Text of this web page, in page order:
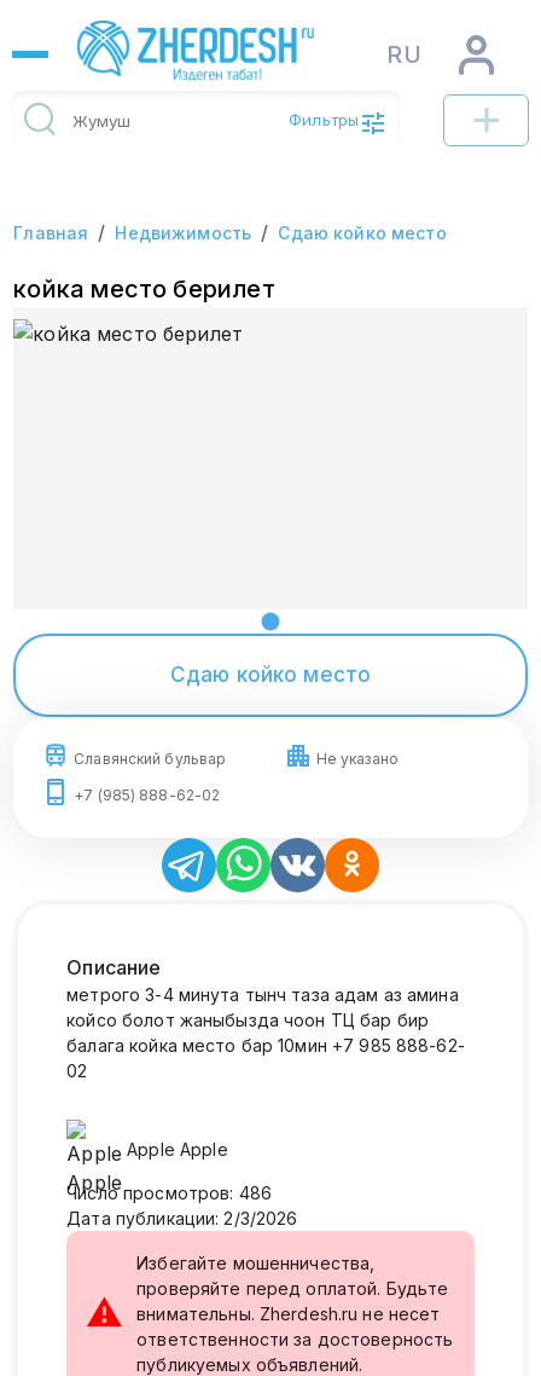
RU
Фильтры
Главная / Недвижимость / Сдаю койко место
койка место берилет
Сдаю койко место
Славянский бульвар
Не указано
+7 (985) 888-62-02
Описание
метрого 3-4 минута тынч таза адам аз амина
койсо болот жаныбызда чоон ТЦ бар бир
балага койка место бар 10мин +7 985 888-62-
02
Apple Apple
Число просмотров: 486
Дата публикации: 2/3/2026
⚠
Избегайте мошенничества,
проверяйте перед оплатой. Будьте
внимательны. Zherdesh.ru не несет
ответственности за достоверность
публикуемых объявлений.